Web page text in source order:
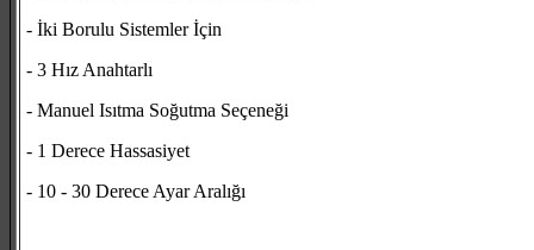
- İki Borulu Sistemler İçin
- 3 Hız Anahtarlı
- Manuel Isıtma Soğutma Seçeneği
- 1 Derece Hassasiyet
- 10 - 30 Derece Ayar Aralığı